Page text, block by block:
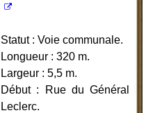
Statut : Voie communale.
Longueur : 320 m.
Largeur : 5,5 m.
Début : Rue du Général
Leclerc.